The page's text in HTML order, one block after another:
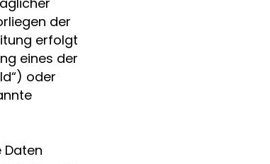
der
erfolgt
eines der
oder
Daten